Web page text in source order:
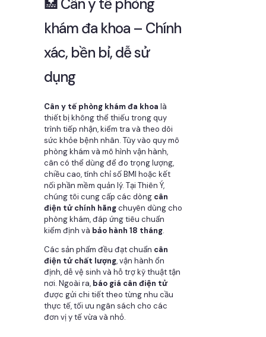
🏥 Cân y tế phòng
khám đa khoa – Chính
xác, bền bỉ, dễ sử
dụng
Cân y tế phòng khám đa khoa là
thiết bị không thể thiếu trong quy
trình tiếp nhận, kiểm tra và theo dõi
sức khỏe bệnh nhân. Tùy vào quy mô
phòng khám và mô hình vận hành,
cân có thể dùng để đo trọng lượng,
chiều cao, tính chỉ số BMI hoặc kết
nối phần mềm quản lý. Tại Thiên Ý,
chúng tôi cung cấp các dòng cân
điện tử chính hãngchuyên dùng cho
phòng khám, đáp ứng tiêu chuẩn
kiểm định và bảo hành 18 tháng.
Các sản phẩm đều đạt chuẩn cân
điện tử chất lượng, vận hành ổn
định, dễ vệ sinh và hỗ trợ kỹ thuật tận
nơi. Ngoài ra, báo giá cân điện tử
được gửi chi tiết theo từng nhu cầu
thực tế, tối ưu ngân sách cho các
đơn vị y tế vừa và nhỏ.